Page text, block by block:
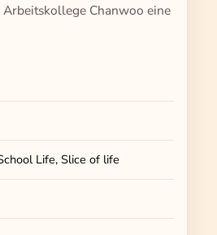
Chanwoo eine
Life, Slice of life